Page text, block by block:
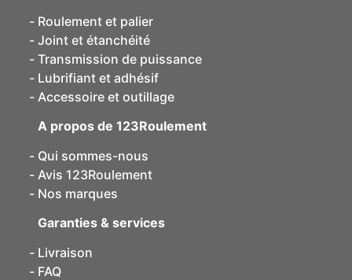
Roulement et palier
Joint et étanchéité
Transmission de puissance
Lubrifiant et adhésif
Accessoire et outillage
A propos de 123Roulement
Qui sommes-nous
Avis 123Roulement
Nos marques
Garanties & services
Livraison
FAQ